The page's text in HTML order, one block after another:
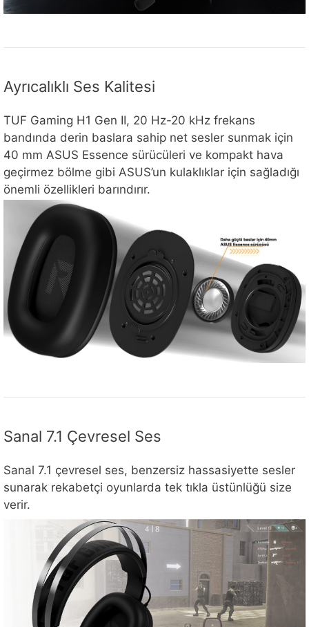
Ayrıcalıklı Ses Kalitesi
TUF Gaming H1 Gen II, 20 Hz-20 kHz frekans
bandında derin baslara sahip net sesler sunmak için
40 mm ASUS Essence sürücüleri ve kompakt hava
geçirmez bölme gibi ASUS’un kulaklıklar için sağladığı
önemli özellikleri barındırır.
Sanal 7.1 Çevresel Ses
Sanal 7.1 çevresel ses, benzersiz hassasiyette sesler
sunarak rekabetçi oyunlarda tek tıkla üstünlüğü size
verir.